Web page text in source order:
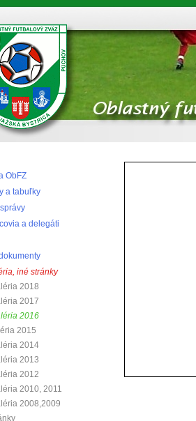
ObFZ
a tabuľky
a delegáti
iné stránky
2018
2017
2016
2015
2014
2013
2012
2010, 2011
2008,2009